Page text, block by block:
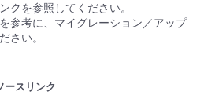
クを参照してください。
参考に、マイグレーション／アップ
さい。
ースリンク